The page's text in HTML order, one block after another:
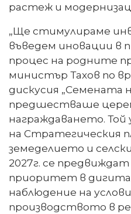
растеж и
„Ще стимулираме
въведем иновации в
процес на родните
министър Тахов по
дискусия „Семената
предшестваше
награждаването.
на Стратегическия
земеделието и
2027г. се
приоритет в
наблюдение на
производството в